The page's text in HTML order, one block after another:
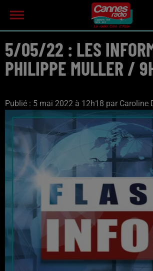
5/05/22 : LES
PHILIPPE MULLER /
Publié : 5 mai 2022 à 12h18 par Caroline